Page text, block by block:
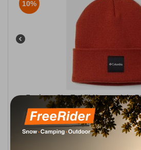
10%
Σκούφος City Trek™ Heavyweight
Κωδικός: FRE-18810
Άμεσα
διαθέσιμο